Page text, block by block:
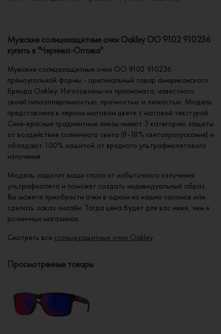
Мужские солнцезащитные очки Oakley OO 9102 910236
купить в "Черника-Оптика"
Мужские солнцезащитные очки OO 9102 910236
прямоугольной формы - оригинальный товар американского
бренда Oakley. Изготовлены из пропионата, известного
своей гипоаллергенностью, прочностью и легкостью. Модель
представлена в черном матовом цвете с матовой текстурой.
Сине-красные градиентные линзы имеют 3 категорию защиты
от воздействия солнечного света (8-18% светопропускания) и
обладают 100% защитой от вредного ультрафиолетового
излучения.
Модель защитит ваши глаза от избыточного излучения
ультрафиолета и поможет создать индивидуальный образ.
Вы можете приобрести очки в одном из наших салонов или
сделать заказ онлайн. Тогда цена будет для вас ниже, чем в
розничных магазинах.
Смотреть все солнцезащитные очки Oakley
Просмотренные товары